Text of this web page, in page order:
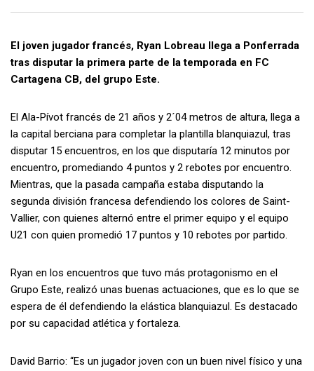
El joven jugador francés, Ryan Lobreau llega a Ponferrada
tras disputar la primera parte de la temporada en FC
Cartagena CB, del grupo Este.
El Ala-Pívot francés de 21 años y 2´04 metros de altura, llega a
la capital berciana para completar la plantilla blanquiazul, tras
disputar 15 encuentros, en los que disputaría 12 minutos por
encuentro, promediando 4 puntos y 2 rebotes por encuentro.
Mientras, que la pasada campaña estaba disputando la
segunda división francesa defendiendo los colores de Saint-
Vallier, con quienes alternó entre el primer equipo y el equipo
U21 con quien promedió 17 puntos y 10 rebotes por partido.
Ryan en los encuentros que tuvo más protagonismo en el
Grupo Este, realizó unas buenas actuaciones, que es lo que se
espera de él defendiendo la elástica blanquiazul. Es destacado
por su capacidad atlética y fortaleza.
David Barrio: “Es un jugador joven con un buen nivel físico y una